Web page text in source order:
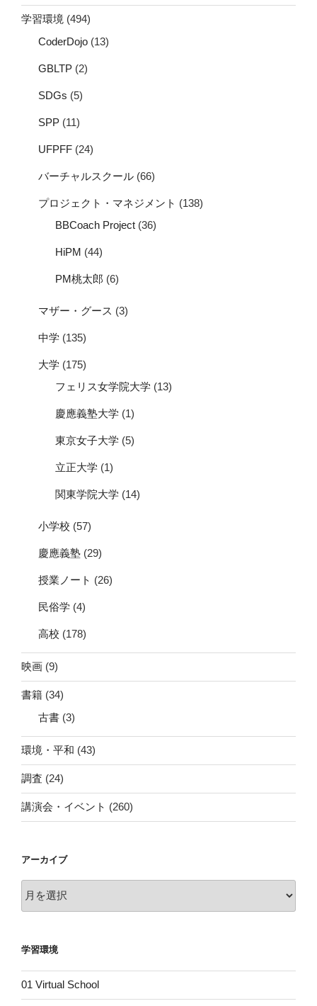
学習環境 (494)
CoderDojo (13)
GBLTP (2)
SDGs (5)
SPP (11)
UFPFF (24)
バーチャルスクール (66)
プロジェクト・マネジメント (138)
BBCoach Project (36)
HiPM (44)
PM桃太郎 (6)
マザー・グース (3)
中学 (135)
大学 (175)
フェリス女学院大学 (13)
慶應義塾大学 (1)
東京女子大学 (5)
立正大学 (1)
関東学院大学 (14)
小学校 (57)
慶應義塾 (29)
授業ノート (26)
民俗学 (4)
高校 (178)
映画 (9)
書籍 (34)
古書 (3)
環境・平和 (43)
調査 (24)
講演会・イベント (260)
アーカイブ
ー
ブ
学習環境
01 Virtual School